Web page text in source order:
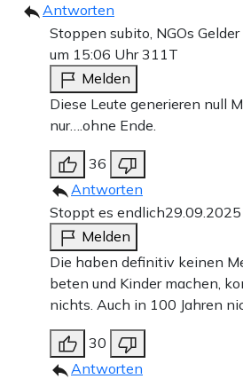
Antworten
Stoppen subito, NGOs
um 15:06 Uhr311T
Melden
Diese Leute generieren null
nur….ohne Ende.
36
Antworten
Stoppt es endlich
Melden
Die haben definitiv keinen
beten und Kinder machen,
nichts. Auch in 100 Jahren
30
Antworten